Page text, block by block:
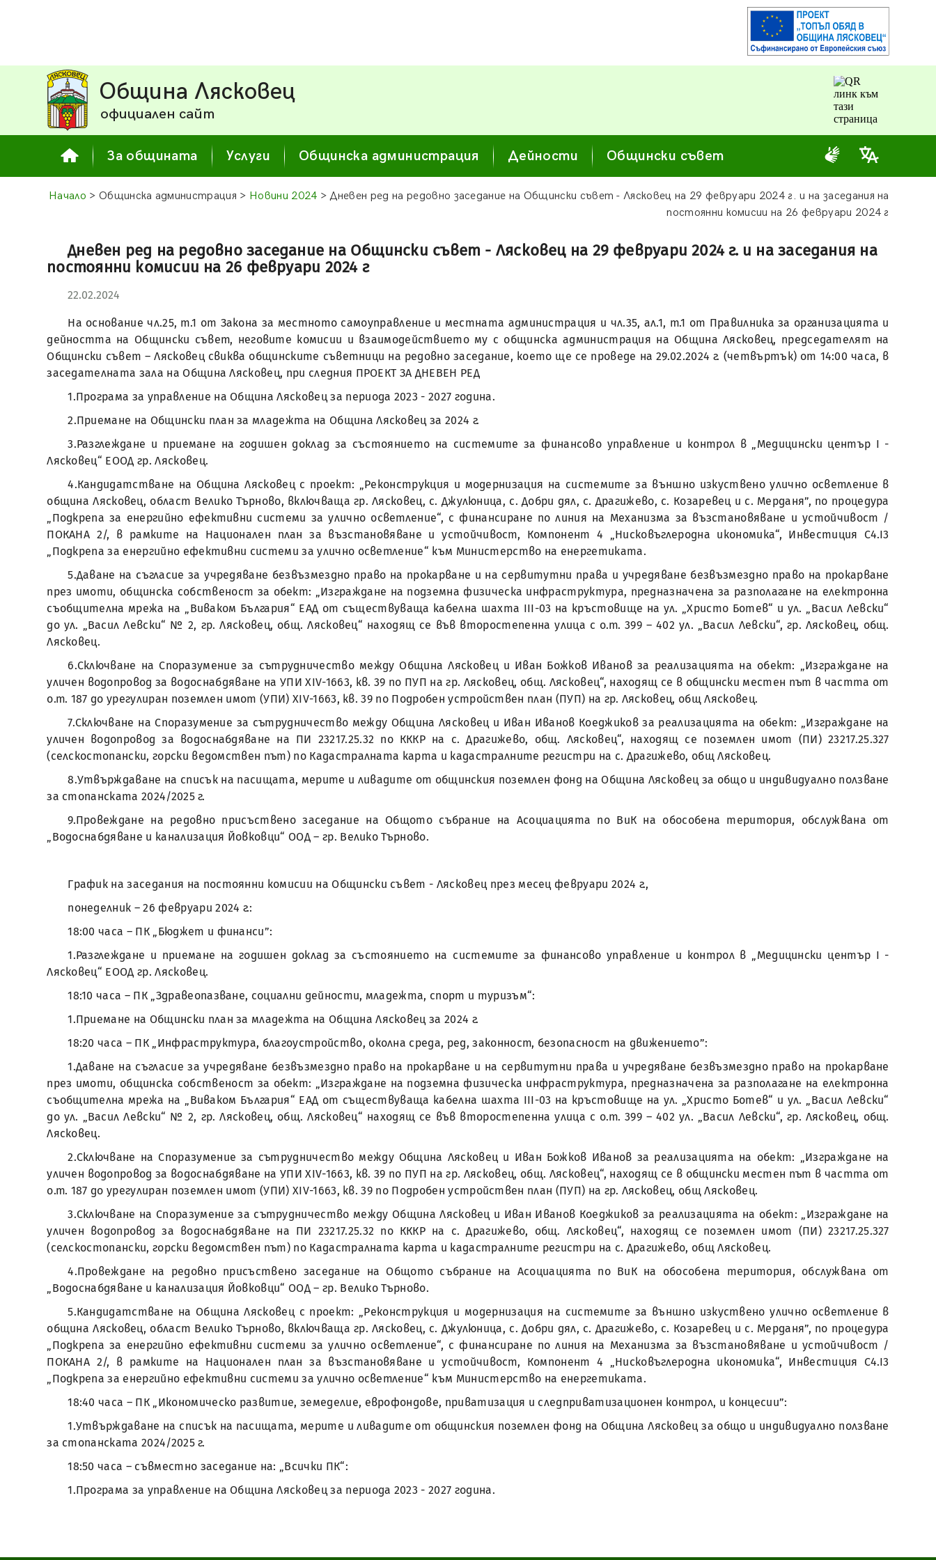
Община Лясковец
официален сайт
За общината Услуги Общинска администрация Дейности Общински съвет
Начало > Общинска администрация > Новини 2024 > Дневен ред на редовно заседание на Общински съвет - Лясковец на 29 февруари 2024 г. и на заседания на
постоянни комисии на 26 февруари 2024 г
Дневен ред на редовно заседание на Общински съвет - Лясковец на 29 февруари 2024 г. и на заседания на
постоянни комисии на 26 февруари 2024 г
22.02.2024
На основание чл.25, т.1 от Закона за местното самоуправление и местната администрация и чл.35, ал.1, т.1 от Правилника за организацията и
дейността на Общински съвет, неговите комисии и взаимодействието му с общинска администрация на Община Лясковец, председателят на
Общински съвет – Лясковец свиква общинските съветници на редовно заседание, което ще се проведе на 29.02.2024 г. (четвъртък) от 14:00 часа, в
заседателната зала на Община Лясковец, при следния ПРОЕКТ ЗА ДНЕВЕН РЕД
1.Програма за управление на Община Лясковец за периода 2023 - 2027 година.
2.Приемане на Общински план за младежта на Община Лясковец за 2024 г.
3.Разглеждане и приемане на годишен доклад за състоянието на системите за финансово управление и контрол в „Медицински център I -
Лясковец“ ЕООД гр. Лясковец.
4.Кандидатстване на Община Лясковец с проект: „Реконструкция и модернизация на системите за външно изкуствено улично осветление в
община Лясковец, област Велико Търново, включваща гр. Лясковец, с. Джулюница, с. Добри дял, с. Драгижево, с. Козаревец и с. Мерданя”, по процедура
„Подкрепа за енергийно ефективни системи за улично осветление“, с финансиране по линия на Механизма за възстановяване и устойчивост /
ПОКАНА 2/, в рамките на Национален план за възстановяване и устойчивост, Компонент 4 „Нисковъглеродна икономика“, Инвестиция C4.I3
„Подкрепа за енергийно ефективни системи за улично осветление“ към Министерство на енергетиката.
5.Даване на съгласие за учредяване безвъзмездно право на прокарване и на сервитутни права и учредяване безвъзмездно право на прокарване
през имоти, общинска собственост за обект: „Изграждане на подземна физическа инфраструктура, предназначена за разполагане на електронна
съобщителна мрежа на „Виваком България“ ЕАД от съществуваща кабелна шахта III-03 на кръстовище на ул. „Христо Ботев“ и ул. „Васил Левски“
до ул. „Васил Левски“ № 2, гр. Лясковец, общ. Лясковец“ находящ се във второстепенна улица с о.т. 399 – 402 ул. „Васил Левски“, гр. Лясковец, общ.
Лясковец.
6.Сключване на Споразумение за сътрудничество между Община Лясковец и Иван Божков Иванов за реализацията на обект: „Изграждане на
уличен водопровод за водоснабдяване на УПИ XIV-1663, кв. 39 по ПУП на гр. Лясковец, общ. Лясковец“, находящ се в общински местен път в частта от
о.т. 187 до урегулиран поземлен имот (УПИ) XIV-1663, кв. 39 по Подробен устройствен план (ПУП) на гр. Лясковец, общ Лясковец.
7.Сключване на Споразумение за сътрудничество между Община Лясковец и Иван Иванов Коеджиков за реализацията на обект: „Изграждане на
уличен водопровод за водоснабдяване на ПИ 23217.25.32 по КККР на с. Драгижево, общ. Лясковец“, находящ се поземлен имот (ПИ) 23217.25.327
(селскостопански, горски ведомствен път) по Кадастралната карта и кадастралните регистри на с. Драгижево, общ Лясковец.
8.Утвърждаване на списък на пасищата, мерите и ливадите от общинския поземлен фонд на Община Лясковец за общо и индивидуално ползване
за стопанската 2024/2025 г.
9.Провеждане на редовно присъствено заседание на Общото събрание на Асоциацията по ВиК на обособена територия, обслужвана от
„Водоснабдяване и канализация Йовковци“ ООД – гр. Велико Търново.
График на заседания на постоянни комисии на Общински съвет - Лясковец през месец февруари 2024 г.,
понеделник – 26 февруари 2024 г.:
18:00 часа – ПК „Бюджет и финанси”:
1.Разглеждане и приемане на годишен доклад за състоянието на системите за финансово управление и контрол в „Медицински център I -
Лясковец“ ЕООД гр. Лясковец.
18:10 часа – ПК „Здравеопазване, социални дейности, младежта, спорт и туризъм“:
1.Приемане на Общински план за младежта на Община Лясковец за 2024 г.
18:20 часа – ПК „Инфраструктура, благоустройство, околна среда, ред, законност, безопасност на движението”:
1.Даване на съгласие за учредяване безвъзмездно право на прокарване и на сервитутни права и учредяване безвъзмездно право на прокарване
през имоти, общинска собственост за обект: „Изграждане на подземна физическа инфраструктура, предназначена за разполагане на електронна
съобщителна мрежа на „Виваком България“ ЕАД от съществуваща кабелна шахта III-03 на кръстовище на ул. „Христо Ботев“ и ул. „Васил Левски“
до ул. „Васил Левски“ № 2, гр. Лясковец, общ. Лясковец“ находящ се във второстепенна улица с о.т. 399 – 402 ул. „Васил Левски“, гр. Лясковец, общ.
Лясковец.
2.Сключване на Споразумение за сътрудничество между Община Лясковец и Иван Божков Иванов за реализацията на обект: „Изграждане на
уличен водопровод за водоснабдяване на УПИ XIV-1663, кв. 39 по ПУП на гр. Лясковец, общ. Лясковец“, находящ се в общински местен път в частта от
о.т. 187 до урегулиран поземлен имот (УПИ) XIV-1663, кв. 39 по Подробен устройствен план (ПУП) на гр. Лясковец, общ Лясковец.
3.Сключване на Споразумение за сътрудничество между Община Лясковец и Иван Иванов Коеджиков за реализацията на обект: „Изграждане на
уличен водопровод за водоснабдяване на ПИ 23217.25.32 по КККР на с. Драгижево, общ. Лясковец“, находящ се поземлен имот (ПИ) 23217.25.327
(селскостопански, горски ведомствен път) по Кадастралната карта и кадастралните регистри на с. Драгижево, общ Лясковец.
4.Провеждане на редовно присъствено заседание на Общото събрание на Асоциацията по ВиК на обособена територия, обслужвана от
„Водоснабдяване и канализация Йовковци“ ООД – гр. Велико Търново.
5.Кандидатстване на Община Лясковец с проект: „Реконструкция и модернизация на системите за външно изкуствено улично осветление в
община Лясковец, област Велико Търново, включваща гр. Лясковец, с. Джулюница, с. Добри дял, с. Драгижево, с. Козаревец и с. Мерданя”, по процедура
„Подкрепа за енергийно ефективни системи за улично осветление“, с финансиране по линия на Механизма за възстановяване и устойчивост /
ПОКАНА 2/, в рамките на Национален план за възстановяване и устойчивост, Компонент 4 „Нисковъглеродна икономика“, Инвестиция C4.I3
„Подкрепа за енергийно ефективни системи за улично осветление“ към Министерство на енергетиката.
18:40 часа – ПК „Икономическо развитие, земеделие, еврофондове, приватизация и следприватизационен контрол, и концесии”:
1.Утвърждаване на списък на пасищата, мерите и ливадите от общинския поземлен фонд на Община Лясковец за общо и индивидуално ползване
за стопанската 2024/2025 г.
18:50 часа – съвместно заседание на: „Всички ПК“:
1.Програма за управление на Община Лясковец за периода 2023 - 2027 година.